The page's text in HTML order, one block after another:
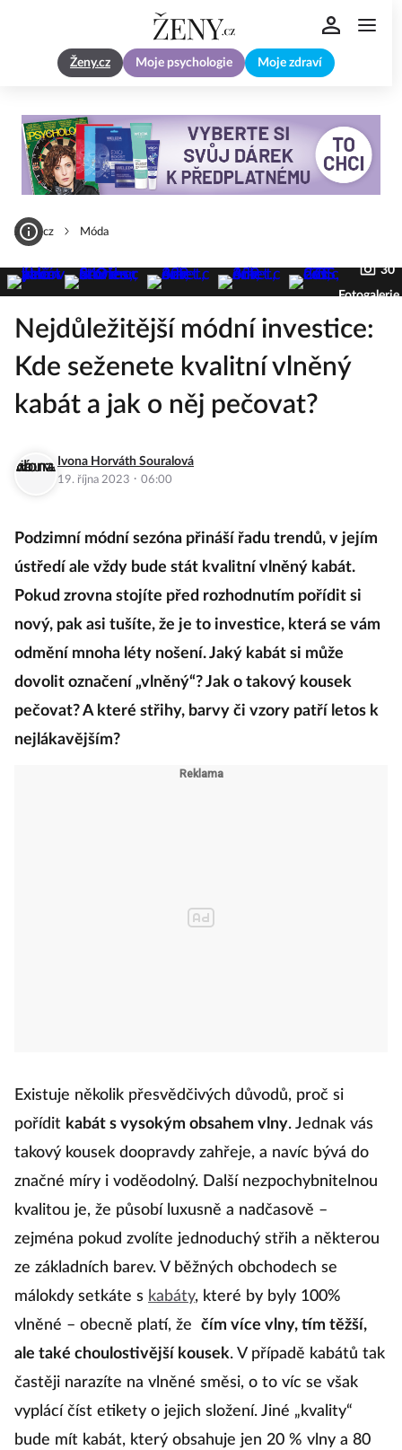
Ženy.cz Moje psychologie Moje zdraví
Zeny.cz Móda
30
Fotogalerie
Nejdůležitější módní investice:
Kde seženete kvalitní vlněný
kabát a jak o něj pečovat?
Ivona Horváth Souralová
19. října 2023 · 06:00
Podzimní módní sezóna přináší řadu trendů, v jejím
ústředí ale vždy bude stát kvalitní vlněný kabát.
Pokud zrovna stojíte před rozhodnutím pořídit si
nový, pak asi tušíte, že je to investice, která se vám
odmění mnoha léty nošení. Jaký kabát si může
dovolit označení „vlněný“? Jak o takový kousek
pečovat? A které střihy, barvy či vzory patří letos k
nejlákavějším?
Existuje několik přesvědčivých důvodů, proč si
pořídit kabát s vysokým obsahem vlny. Jednak vás
takový kousek doopravdy zahřeje, a navíc bývá do
značné míry i voděodolný. Další nezpochybnitelnou
kvalitou je, že působí luxusně a nadčasově –
zejména pokud zvolíte jednoduchý střih a některou
ze základních barev. V běžných obchodech se
málokdy setkáte s kabáty, které by byly 100%
vlněné – obecně platí, že
čím více vlny, tím těžší,
ale také choulostivější kousek. V případě kabátů tak
častěji narazíte na vlněné směsi, o to víc se však
vyplácí číst etikety o jejich složení. Jiné „kvality“
bude mít kabát, který obsahuje jen 20 % vlny a 80